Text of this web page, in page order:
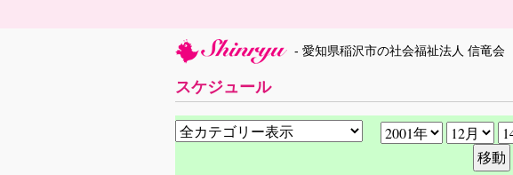
- 愛知県稲沢市の社会福祉法人 信竜会
スケジュール